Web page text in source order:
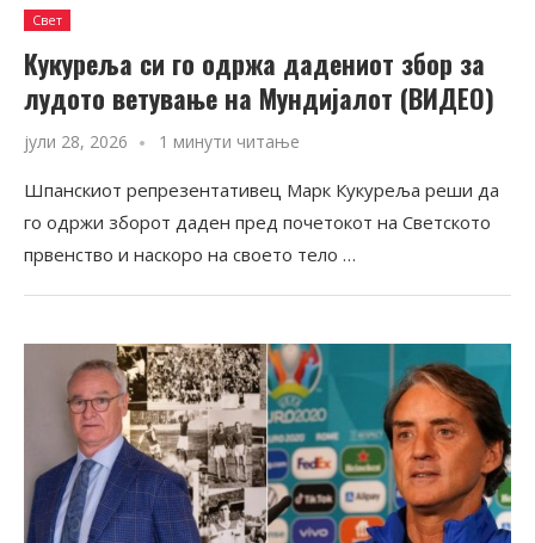
Свет
Кукуреља си го одржа дадениот збор за
лудото ветување на Мундијалот (ВИДЕО)
јули 28, 2026 1 минути читање
Шпанскиот репрезентативец Марк Кукуреља реши да
го одржи зборот даден пред почетокот на Светското
првенство и наскоро на своето тело …